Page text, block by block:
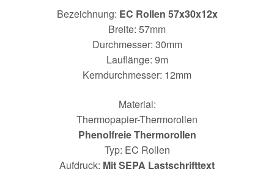
Bezeichnung: EC Rollen 57x30x12x
Breite: 57mm
Durchmesser: 30mm
Lauflänge: 9m
Kerndurchmesser: 12mm
Material:
Thermopapier-Thermorollen
Phenolfreie Thermorollen
Typ: EC Rollen
Aufdruck: Mit SEPA Lastschrifttext